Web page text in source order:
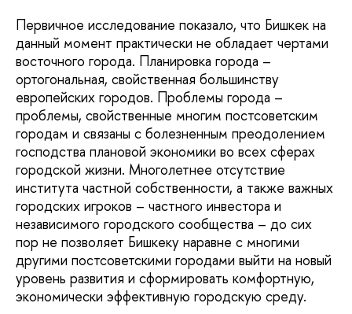
Первичное исследование показало, что Бишкек на
данный момент практически не обладает чертами
восточного города. Планировка города –
ортогональная, свойственная большинству
европейских городов. Проблемы города –
проблемы, свойственные многим постсоветским
городам и связаны с болезненным преодолением
господства плановой экономики во всех сферах
городской жизни. Многолетнее отсутствие
института частной собственности, а также важных
городских игроков – частного инвестора и
независимого городского сообщества – до сих
пор не позволяет Бишкеку наравне с многими
другими постсоветскими городами выйти на новый
уровень развития и сформировать комфортную,
экономически эффективную городскую среду.